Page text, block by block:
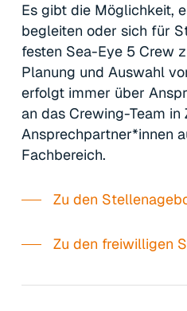
Es gibt die Möglichkeit,
begleiten oder sich für
festen Sea-Eye 5 Crew
Planung und Auswahl
erfolgt immer über
an das Crewing-Team
Ansprechpartner*innen
Fachbereich.
Zu den
Zu den freiwilligen